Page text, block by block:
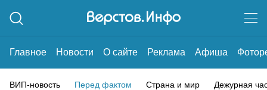
Главное Новости О сайте Реклама Афиша
ВИП-новость Перед фактом Страна и мир Дежурная